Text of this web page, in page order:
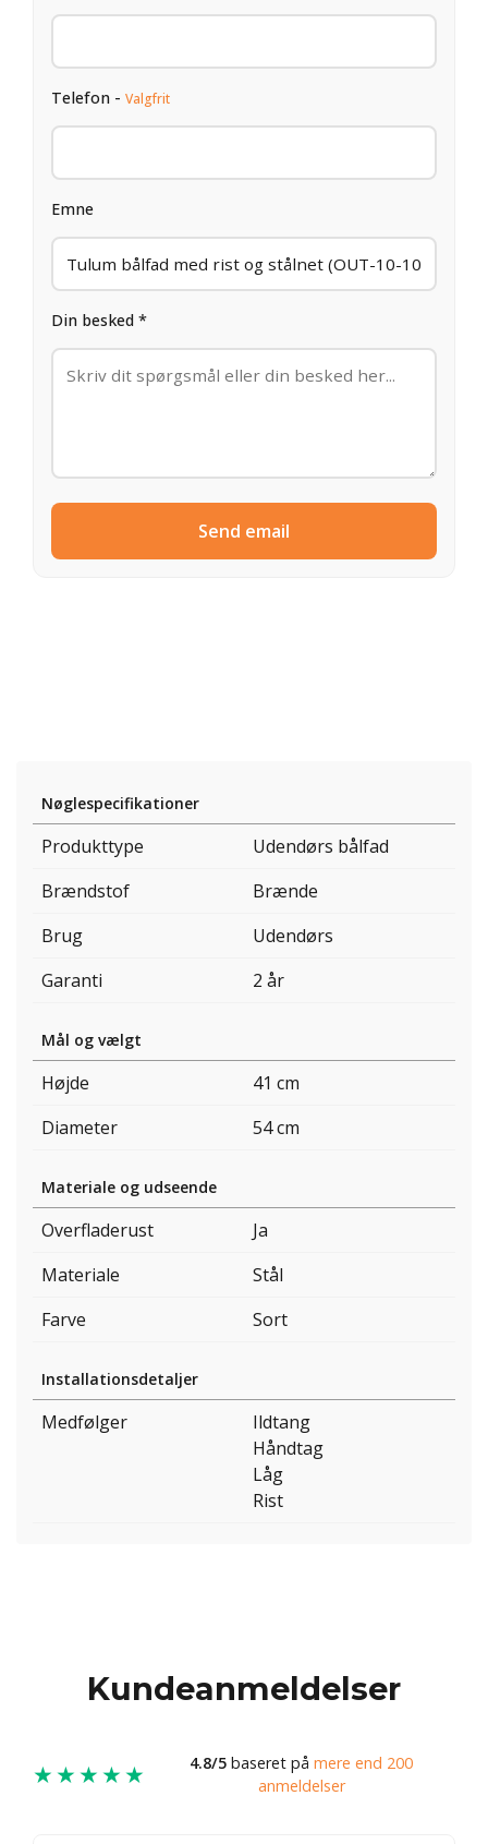
Telefon - Valgfrit
Emne
Din besked *
Send email
Nøglespecifikationer
Produkttype
Udendørs bålfad
Brændstof
Brænde
Brug
Udendørs
Garanti
2 år
Mål og vælgt
Højde
41 cm
Diameter
54 cm
Materiale og udseende
Overfladerust
Ja
Materiale
Stål
Farve
Sort
Installationsdetaljer
Medfølger
Ildtang
Håndtag
Låg
Rist
Kundeanmeldelser
★★★★★ 4.8/5 baseret på mere end 200
anmeldelser